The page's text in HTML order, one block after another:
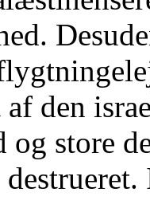
af den
og store